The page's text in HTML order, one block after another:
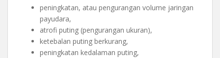
peningkatan, atau pengurangan volume jaringan
payudara,
atrofi puting (pengurangan ukuran),
ketebalan puting berkurang,
peningkatan kedalaman puting,